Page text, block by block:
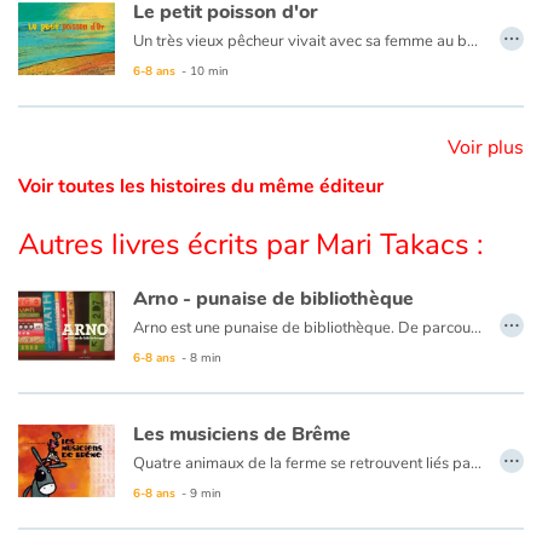
Catalogue anglais
Aide
Famille
Écoles
Médiathèques
Le petit poisson d'or
Un très vieux pêcheur vivait avec sa femme au bord de la mer, une vieille mégère, dans une toute petite chaumière. Un jour dans son filet, il découvre un magnifique poisson doré. "Pêcheur, relâche-moi, je réaliserai tous tes souhaits en guise de merci." Lui, n'a besoin de rien, mais sa femme, revêche, est exigeante jusqu'à la folie.
6-8 ans - 10 min
…
Voir plus
Voir toutes les histoires du même éditeur
Autres livres écrits par Mari Takacs :
Arno - punaise de bibliothèque
Arno est une punaise de bibliothèque. De parcourir les livres
martiaux, cuisine, dessin… Mais il reste une chose qu’il ne connaît
Il est grand temps de se mettre en route !
6-8 ans - 8 min
…
Les musiciens de Brême
Quatre animaux de la ferme se retrouvent liés par un sort malheureux : leurs maîtres veulent se débarrasser d'eux ! Les quatre amis quittent alors leurs foyers respectifs et se mettent en route pour Brême où ils veulent devenir musiciens. Le chemin n'est pas sans danger. Dans une maison au milieu de la forêt habitent des brigands. Grâce à leur esprit d'équipe, nos quatre compères chassent les malfrats. ils vivront désormais libres et heureux dans leur nouveau foyer.
6-8 ans - 9 min
…